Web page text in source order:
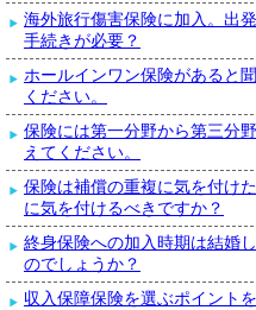
海外旅行傷害保険に加入。出
手続きが必要？
ホールインワン保険があると
ください。
保険には第一分野から第三分
えてください。
保険は補償の重複に気を付け
に気を付けるべきですか？
終身保険への加入時期は結婚
のでしょうか？
収入保障保険を選ぶポイント